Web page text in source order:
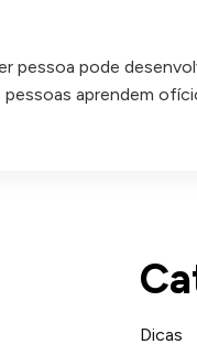
pessoa pode
aprendem
Dicas